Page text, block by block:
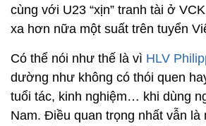
cùng với U23 “xịn” tranh tài ở
xa hơn nữa một suất trên tuyển
Có thể nói như thế là vì HLV
dường như không có thói quen
tuổi tác, kinh nghiệm… khi dùng
Nam. Điều quan trọng nhất vẫn là